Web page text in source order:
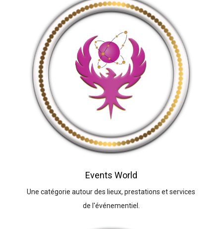
Events World
Une catégorie autour des lieux, prestations et services
de l'événementiel.